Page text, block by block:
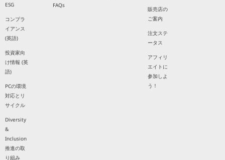
ESG
コンプラ
イアンス
(英語)
投資家向
け情報 (英
語)
PCの環境
対応とリ
サイクル
Diversity
&
Inclusion
推進の取
り組み
FAQs
販売店の
ご案内
注文ステ
ータス
アフィリ
エイトに
参加しよ
う！